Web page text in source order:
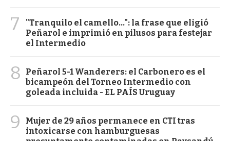
7
"Tranquilo el camello...": la frase que eligió
Peñarol e imprimió en pilusos para festejar
el Intermedio
8
Peñarol 5-1 Wanderers: el Carbonero es el
bicampeón del Torneo Intermedio con
goleada incluida - EL PAÍS Uruguay
9
Mujer de 29 años permanece en CTI tras
intoxicarse con hamburguesas